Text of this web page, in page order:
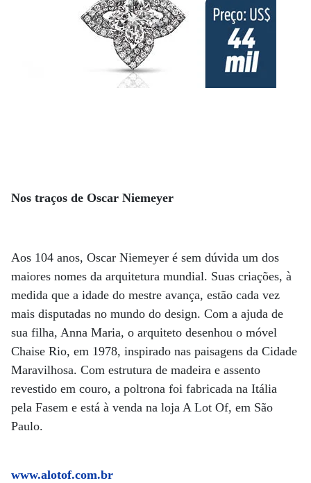
Nos traços de Oscar Niemeyer
Aos 104 anos, Oscar Niemeyer é sem dúvida um dos
maiores nomes da arquitetura mundial. Suas criações, à
medida que a idade do mestre avança, estão cada vez
mais disputadas no mundo do design. Com a ajuda de
sua filha, Anna Maria, o arquiteto desenhou o móvel
Chaise Rio, em 1978, inspirado nas paisagens da Cidade
Maravilhosa. Com estrutura de madeira e assento
revestido em couro, a poltrona foi fabricada na Itália
pela Fasem e está à venda na loja A Lot Of, em São
Paulo.
www.alotof.com.br